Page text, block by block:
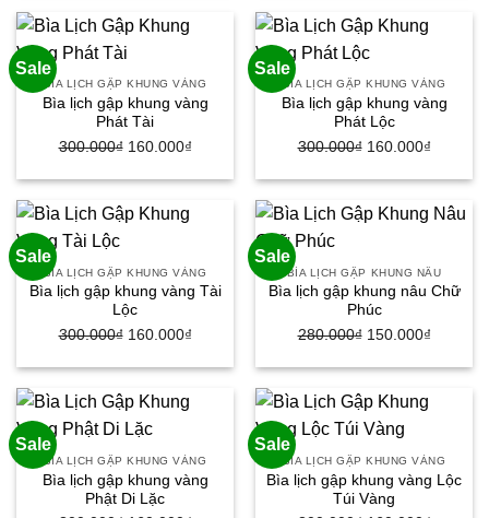
2.800.000₫.
140.000₫.
250.000₫.
Sale
BÌA LỊCH GẬP KHUNG VÀNG
Bìa lịch gập khung vàng
Phát Tài
300.000₫ Giá
300.000₫.
160.000₫
160.000₫.
Sale
BÌA LỊCH GẬP KHUNG VÀNG
Bìa lịch gập khung vàng
Phát Lộc
300.000₫ Giá
300.000₫.
160.000₫
là:
Sale
BÌA LỊCH GẬP KHUNG VÀNG
Bìa lịch gập khung vàng Tài
Lộc
300.000₫ Giá
300.000₫.
160.000₫
160.000₫.
Sale
BÌA LỊCH GẬP KHUNG NÂU
Bìa lịch gập khung nâu Chữ
Phúc
280.000₫ Giá
280.000₫.
150.000₫
Sale
BÌA LỊCH GẬP KHUNG VÀNG
Bìa lịch gập khung vàng
Phật Di Lặc
Sale
BÌA LỊCH GẬP KHUNG VÀNG
Bìa lịch gập khung vàng Lộc
Túi Vàng